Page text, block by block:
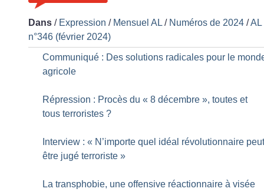
Dans / Expression / Mensuel AL / Numéros de 2024 /AL
n°346 (février 2024)
Communiqué : Des solutions radicales pour le
agricole
Répression : Procès du « 8 décembre », toutes et
tous terroristes ?
Interview : « N’importe quel idéal révolutionnaire
être jugé terroriste »
La transphobie, une offensive réactionnaire à visée